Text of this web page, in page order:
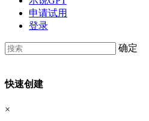
申请试用
登录
确定
快速创建
×